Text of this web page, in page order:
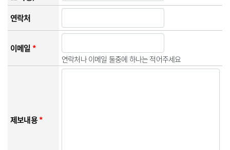
연락처
이메일*
연락처나 이메일 둘중에 하나는 적어주세요
제보내용*